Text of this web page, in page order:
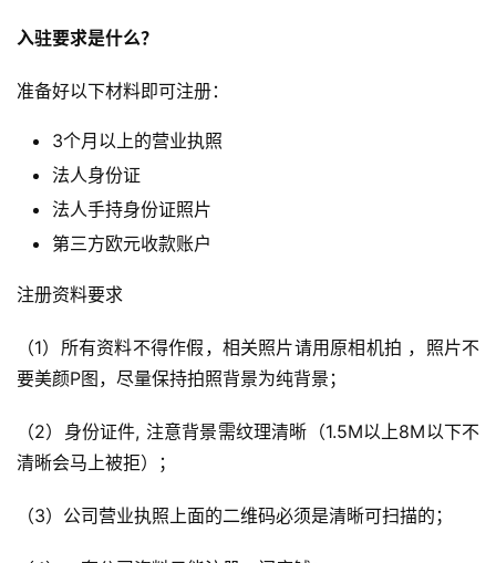
首
全
球
开
店
入驻要求是什么？
准备好以下材料即可注册：
3个月以上的营业执照
法人身份证
法人手持身份证照片
第三方欧元收款账户
注册资料要求
（1）所有资料不得作假，相关照片请用原相机拍 ，照片不
要美颜P图，尽量保持拍照背景为纯背景；
（2）身份证件, 注意背景需纹理清晰（1.5M以上8M以下不
清晰会马上被拒）；
（3）公司营业执照上面的二维码必须是清晰可扫描的；